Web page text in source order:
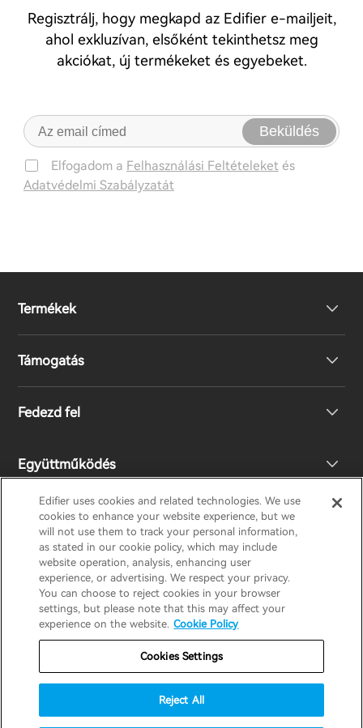
Regisztrálj, hogy megkapd az Edifier e-mailjeit,
ahol exkluzívan, elsőként tekinthetsz meg
akciókat, új termékeket és egyebeket.
Beküldés
Elfogadom a Felhasználási Feltételeket és
Adatvédelmi Szabályzatát
Termékek
Fejhallgató
Támogatás
EU megfelelőségi nyilatkozat
Lépj kapcsolatba velünk
Fedezd fel
A mi történetünk
Nyomd meg
Design Díj
Társadalmi felelősségek
Együttműködés
Legyen Ön is Forgalmazó
Regionális forgalmazók
EDIFIERAIRPULSESTAXHECATE
Adatvédelmi nyilatkozat
Fontos értesítés
Hungary / Hungarian
Edifier uses cookies and related technologies. We use
cookies to enhance your website experience, but we
will not use them to track your personal information,
as stated in our cookie policy, which may include
website operation, analysis, enhancing user
experience, or advertising. We respect your privacy.
You can choose to reject cookies in your browser
settings, but please note that this may affect your
experience on the website. Cookie Policy
Cookies Settings
Reject All